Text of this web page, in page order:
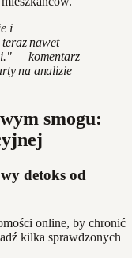
i
teraz nawet
— komentarz
na analizie
smogu:
detoks od
online, by chronić
kilka sprawdzonych